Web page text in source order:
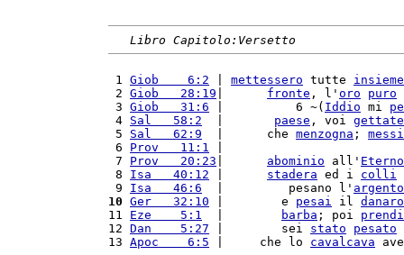
Libro Capitolo:Versetto
1 Giob    6:2 mettessero tutte insieme
2 Giob   28:19 fronte , l' oro puro
3 Giob   31:6 |          6 ~( Iddio mi
4 Sal   58:2 paese , voi gettate
5 Sal   62:9
  |      che
menzogna ; messi
6 Prov   11:1
7 Prov   20:23 abominio all' Eterno
8 Isa   40:12 stadera ed i colli
9 Isa   46:6
  |         pesano l'
argento
10 Ger   32:10 |        e pesai il danaro
11 Eze    5:1 barba ; poi
12 Dan    5:27 |        sei stato pesato
13 Apoc    6:5 |     che lo cavalcava